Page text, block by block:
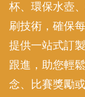
杯、環保水壺
刷技術，確保
提供一站式訂
跟進，助您輕
念、比賽獎勵